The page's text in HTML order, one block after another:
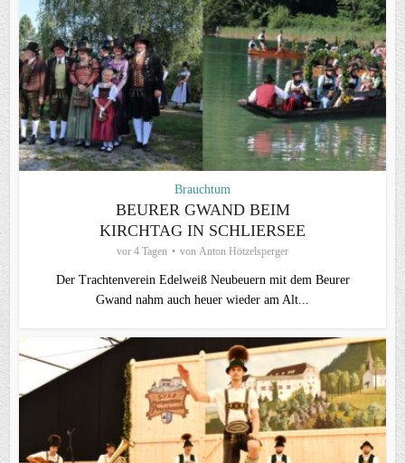
Brauchtum
BEURER GWAND BEIM
KIRCHTAG IN SCHLIERSEE
vor 4 Tagen von Anton Hötzelsperger
Der Trachtenverein Edelweiß Neubeuern mit dem Beurer
Gwand nahm auch heuer wieder am Alt...